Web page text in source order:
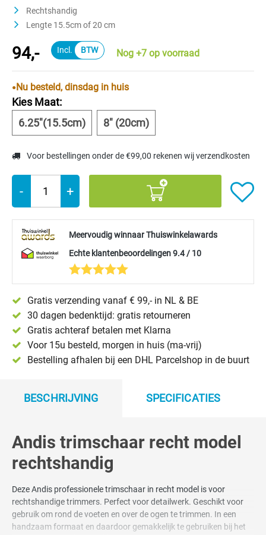
Rechtshandig
Lengte 15.5cm of 20 cm
94,- Nog +7 op voorraad
Nu besteld, dinsdag in huis
Kies Maat:
6.25"(15.5cm)
8" (20cm)
Voor bestellingen onder de €99,00 rekenen wij verzendkosten
- +
Meervoudig winnaar Thuiswinkelawards
Echte klantenbeoordelingen 9.4 / 10
Gratis verzending vanaf € 99,- in NL & BE
30 dagen bedenktijd: gratis retourneren
Gratis achteraf betalen met Klarna
Voor 15u besteld, morgen in huis (ma-vrij)
Bestelling afhalen bij een DHL Parcelshop in de buurt
BESCHRIJVING SPECIFICATIES
Andis trimschaar recht model
rechtshandig
Deze Andis professionele trimschaar in recht model is voor
rechtshandige trimmers. Perfect voor detailwerk. Geschikt voor
gebruik om rond de voeten en over de ogen te trimmen. In een
handzaam formaat en daardoor gemakkelijk te gebruiken bij het